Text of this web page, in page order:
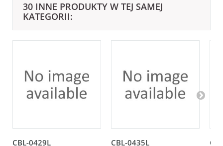
30 INNE PRODUKTY W TEJ SAMEJ
KATEGORII:
CBL-0429L CBL-0435L